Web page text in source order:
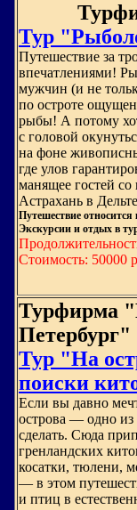
Тур
Путешествие за
впечатлениями!
мужчин (и не
по остроте
рыбы! А потому
с головой
на фоне
где улов
манящее гостей
Астрахань в
Путешествие относится
Экскурсии и отдых в
Стоимость: 50000
Турфирма
Петербург"
Тур "На
поиски
Если вы давно
острова — одно
сделать. Сюда
гренландских
косатки, тюлени,
— в этом
и птиц в